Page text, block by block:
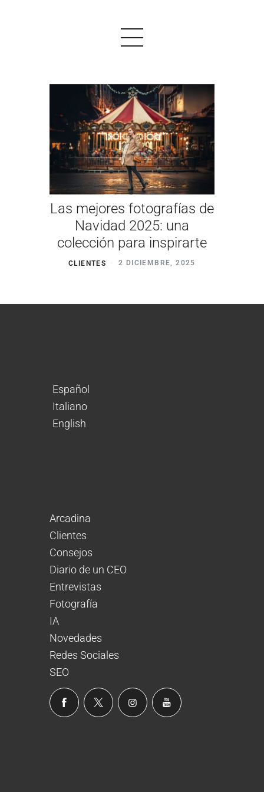
PRODUCTOS
EJEMPLOS
OPINIONES
PRECIOS
LOGIN
EMPEZAR AHORA
Las mejores fotografías de
Navidad 2025: una
colección para inspirarte
CLIENTES 2 DICIEMBRE, 2025
Español
Italiano
English
Arcadina
Clientes
Consejos
Diario de un CEO
Entrevistas
Fotografía
IA
Novedades
Redes Sociales
SEO